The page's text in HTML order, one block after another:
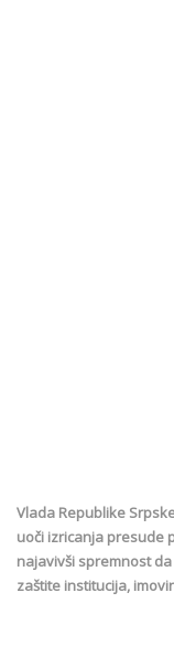
Vlada Republike
uoči izricanja presude
najavivši spremnost
zaštite institucija,